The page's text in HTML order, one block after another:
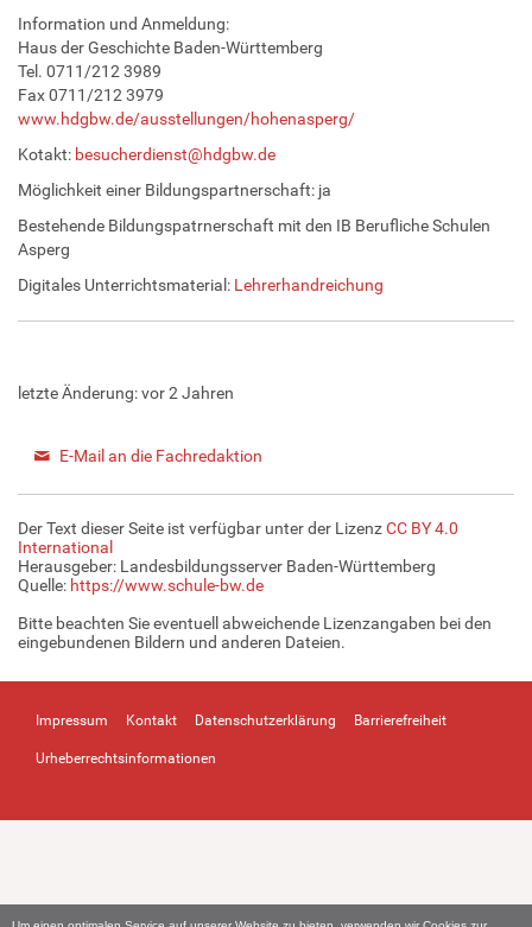
Information und Anmeldung:
Haus der Geschichte Baden-Württemberg
Tel. 0711/212 3989
Fax 0711/212 3979
www.hdgbw.de/ausstellungen/hohenasperg/
Kotakt: besucherdienst@hdgbw.de
Möglichkeit einer Bildungspartnerschaft: ja
Bestehende Bildungspatrnerschaft mit den IB Berufliche Schulen
Asperg
Digitales Unterrichtsmaterial: Lehrerhandreichung
letzte Änderung:vor 2 Jahren
E-Mail an die Fachredaktion
Der Text dieser Seite ist verfügbar unter der LizenzCC BY 4.0
International
Herausgeber: Landesbildungsserver Baden-Württemberg
Quelle: https://www.schule-bw.de
Bitte beachten Sie eventuell abweichende Lizenzangaben bei den
eingebundenen Bildern und anderen Dateien.
Impressum Kontakt Datenschutzerklärung Barrierefreiheit
Urheberrechtsinformationen